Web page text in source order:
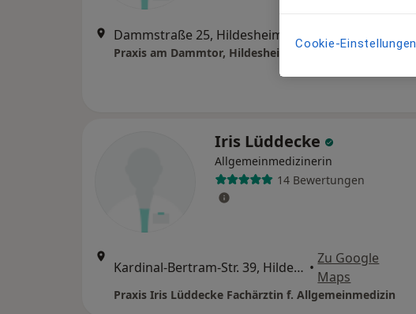
Dammstraße 25, Hildesheim Zu Google Maps
Praxis am Dammtor, Hildesheim
Iris Lüddecke
Allgemeinmedizinerin
14 Bewertungen
Kardinal-Bertram-Str. 39, Hildesheim •
Zu Google
Maps
Praxis Iris Lüddecke Fachärztin f. Allgemeinmedizin
Cookie-Einstellungen